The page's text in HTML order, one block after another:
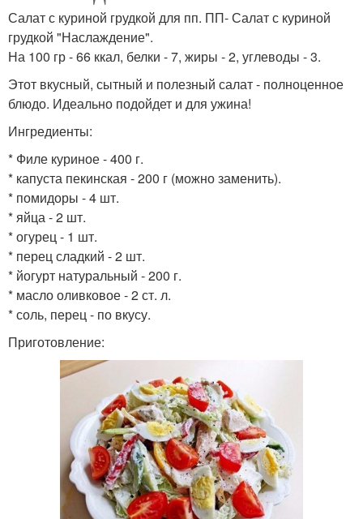
Салат с куриной грудкой для пп. ПП- Салат с куриной
грудкой "Наслаждение".
На 100 гр - 66 ккал, белки - 7, жиры - 2, углеводы - 3.
Этот вкусный, сытный и полезный салат - полноценное
блюдо. Идеально подойдет и для ужина!
Ингредиенты:
* Филе куриное - 400 г.
* капуста пекинская - 200 г (можно заменить).
* помидоры - 4 шт.
* яйца - 2 шт.
* огурец - 1 шт.
* перец сладкий - 2 шт.
* йогурт натуральный - 200 г.
* масло оливковое - 2 ст. л.
* соль, перец - по вкусу.
Приготовление: